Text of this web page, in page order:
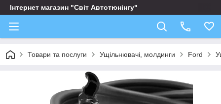
Інтернет магазин "Світ Автотюнінгу"
Товари та послуги Ущільнювачі, молдинги Ford